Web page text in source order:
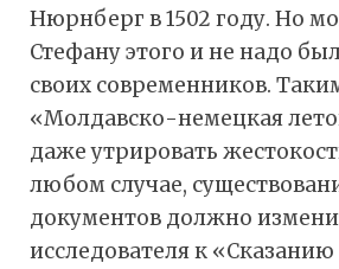
Нюрнберг в 1502 году. Но
Стефану этого и не надо
своих современников.
«Молдавско-немецкая
даже утрировать
любом случае,
документов должно
исследователя к